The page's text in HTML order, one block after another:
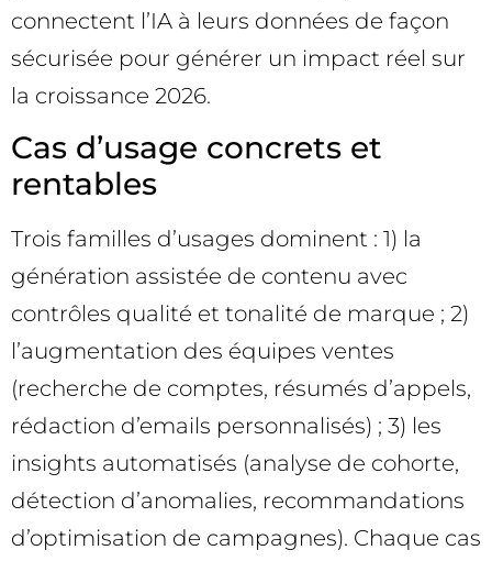
connectent l’IA à leurs données de façon
sécurisée pour générer un impact réel sur
la croissance 2026.
Cas d’usage concrets et
rentables
Trois familles d’usages dominent : 1) la
génération assistée de contenu avec
contrôles qualité et tonalité de marque ; 2)
l’augmentation des équipes ventes
(recherche de comptes, résumés d’appels,
rédaction d’emails personnalisés) ; 3) les
insights automatisés (analyse de cohorte,
détection d’anomalies, recommandations
d’optimisation de campagnes). Chaque cas